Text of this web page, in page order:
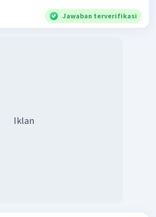
Jawaban terverifikasi
Iklan